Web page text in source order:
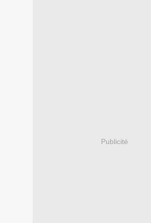
Publicité